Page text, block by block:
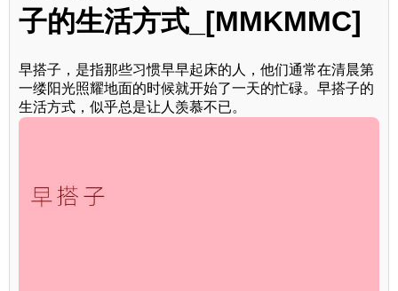
子的生活方式_[MMKMMC]
早搭子，是指那些习惯早早起床的人，他们通常在清晨第
一缕阳光照耀地面的时候就开始了一天的忙碌。早搭子的
生活方式，似乎总是让人羡慕不已。